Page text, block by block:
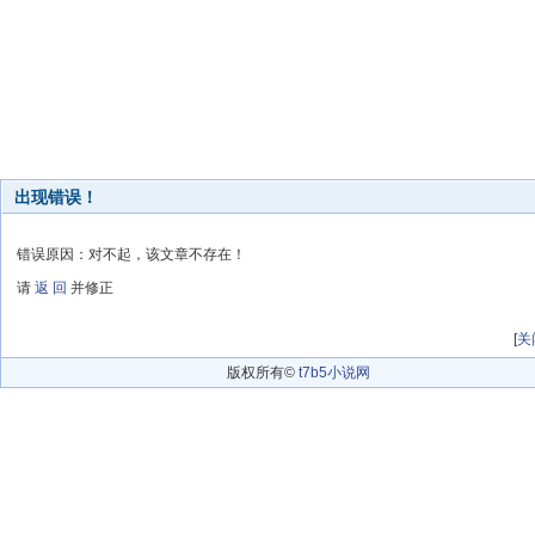
出现错误！
错误原因：对不起，该文章不存在！
请 返 回 并修正
[关
版权所有© t7b5小说网